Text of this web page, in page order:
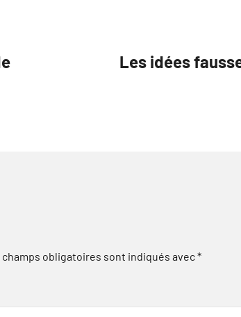
Les idées
champs obligatoires sont indiqués avec*